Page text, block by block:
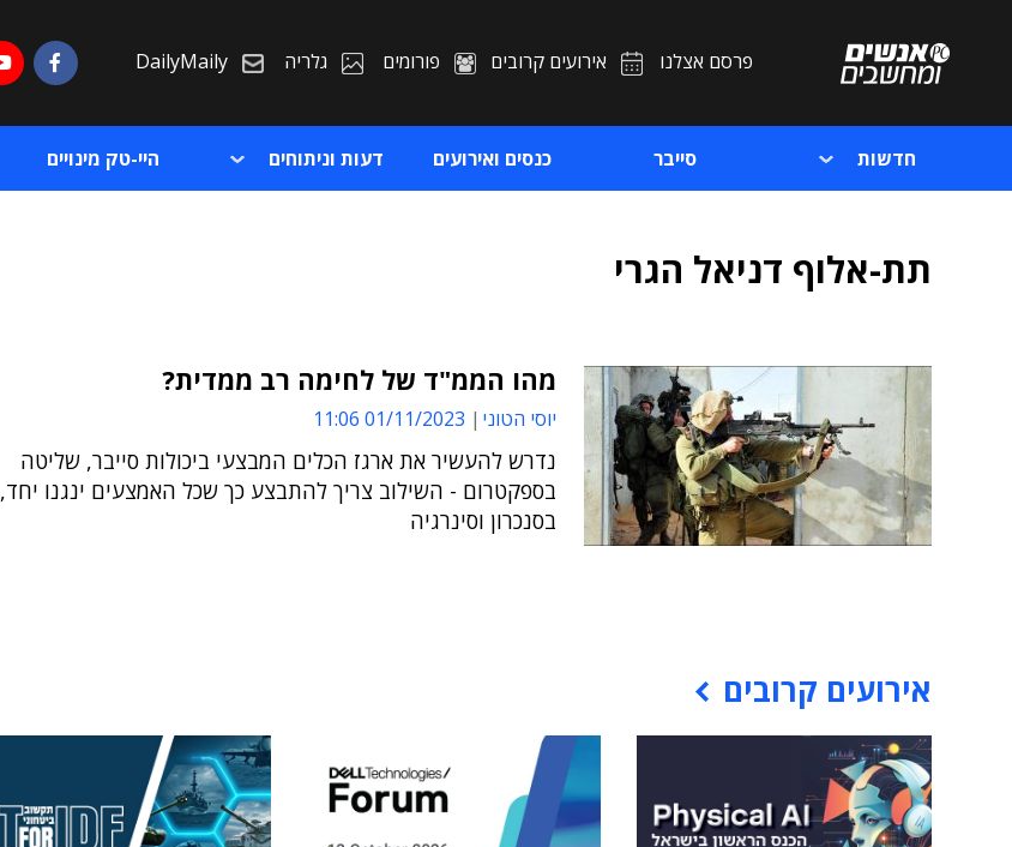
פרסם אצלנו אירועים קרובים פורומים גלריה DailyMaily
חדשות סייבר כנסים ואירועים דעות וניתוחים היי-טק מינויים
תת-אלוף דניאל הגרי
מהו הממ"ד של לחימה רב ממדית?
יוסי הטוני 01/11/2023 11:06
נדרש להעשיר את ארגז הכלים המבצעי ביכולות סייבר, שליטה
בספקטרום - השילוב צריך להתבצע כך שכל האמצעים ינגנו יחד,
בסנכרון וסינרגיה
אירועים קרובים